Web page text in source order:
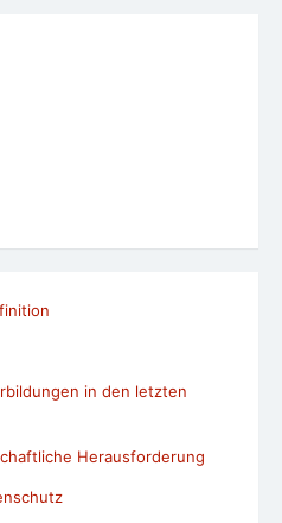
in den letzten
Herausforderung